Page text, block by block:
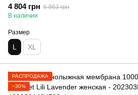
4 804 грн 6 863 грн
В наличии
Размер
L XL
РАСПРОДАЖА
−30%